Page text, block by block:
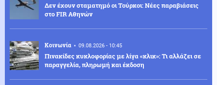
Δεν έχουν σταματημό οι Τούρκοι: Νέες παραβιάσεις
στο FIR Αθηνών
Κοινωνία 09.08.2026 - 10:45
Πινακίδες κυκλοφορίας με λίγα «κλικ»: Τι αλλάζει σε
παραγγελία, πληρωμή και έκδοση